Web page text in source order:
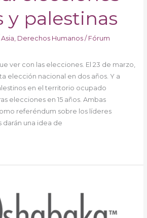
y palestinas
Asia Derechos Humanos/ Fórum
ver con las elecciones. El 23 de marzo,
elección nacional en dos años. Y a
en el territorio ocupado
elecciones en 15 años. Ambas
referéndum sobre los líderes
darán una idea de